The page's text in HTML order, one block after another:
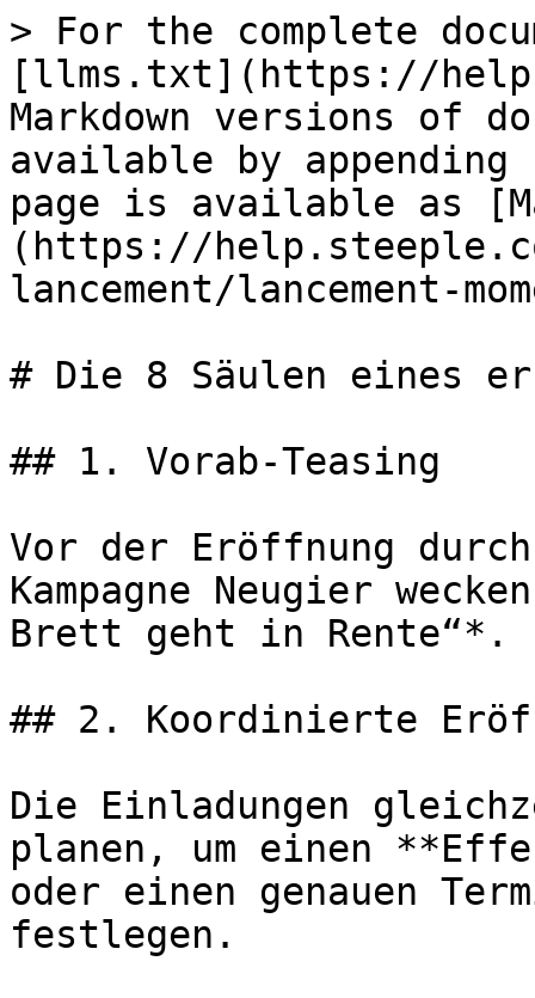
> For the complete
[llms.txt](https://
Markdown versions of
available by
page is available as
(https://
lancement/lancement-
# Die 8 Säulen eines
## 1. Vorab-Teasing
Vor der Eröffnung
Kampagne Neugier
Brett geht in Rente“*.
## 2. Koordinierte
Die Einladungen
planen, um einen
oder einen genauen
festlegen.